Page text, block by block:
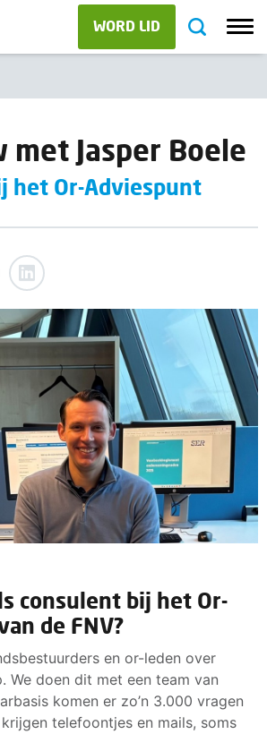
WORD LID
Jasper Boele
het Or-Adviespunt
consulent bij het Or-
de FNV?
en or-leden over
We doen dit met een team van
komen er zo’n 3.000 vragen
telefoontjes en mails, soms